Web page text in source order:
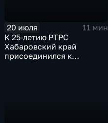
20 июля
11 мин
К 25-летию РТРС
Хабаровский край
присоединился к